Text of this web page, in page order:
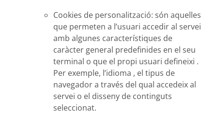
Cookies de personalització: són aquelles
que permeten a l’usuari accedir al servei
amb algunes característiques de
caràcter general predefinides en el seu
terminal o que el propi usuari defineixi .
Per exemple, l’idioma , el tipus de
navegador a través del qual accedeix al
servei o el disseny de continguts
seleccionat.